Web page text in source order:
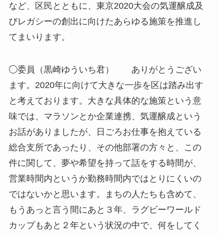
など、区民とともに、東京2020大会の気運醸成及
びレガシーの創出に向けたあらゆる施策を推進し
てまいります。
◯委員（黒崎ゆういち君） ありがとうござい
ます。2020年に向けて大きな一歩を区は踏み出す
と考えております。大きな具体的な施策という意
味では、マラソンとか企業連携、気運醸成という
お話がありましたが、日ごろお仕事を抱えている
総合支所であったり、その他部署の方々と、この
件に関して、夢や希望を持って話をする時間が、
営業時間内というか勤務時間内ではとりにくいの
ではないかと思います。まちの人たちも含めて、
もうあっと言う間にあと３年、ラグビーワールド
カップもあと２年という状況の中で、何をしてく